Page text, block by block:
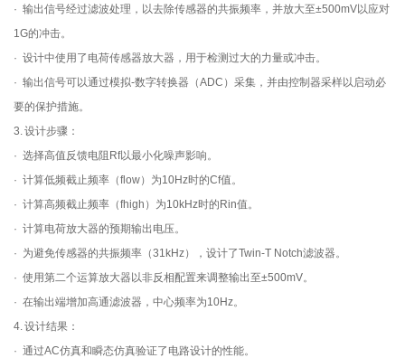
· 输出信号经过滤波处理，以去除传感器的共振频率，并放大至±500mV以应对
1G的冲击。
· 设计中使用了电荷传感器放大器，用于检测过大的力量或冲击。
· 输出信号可以通过模拟-数字转换器（ADC）采集，并由控制器采样以启动必
要的保护措施。
3. 设计步骤：
· 选择高值反馈电阻Rf以最小化噪声影响。
· 计算低频截止频率（flow）为10Hz时的Cf值。
· 计算高频截止频率（fhigh）为10kHz时的Rin值。
· 计算电荷放大器的预期输出电压。
· 为避免传感器的共振频率（31kHz），设计了Twin-T Notch滤波器。
· 使用第二个运算放大器以非反相配置来调整输出至±500mV。
· 在输出端增加高通滤波器，中心频率为10Hz。
4. 设计结果：
· 通过AC仿真和瞬态仿真验证了电路设计的性能。